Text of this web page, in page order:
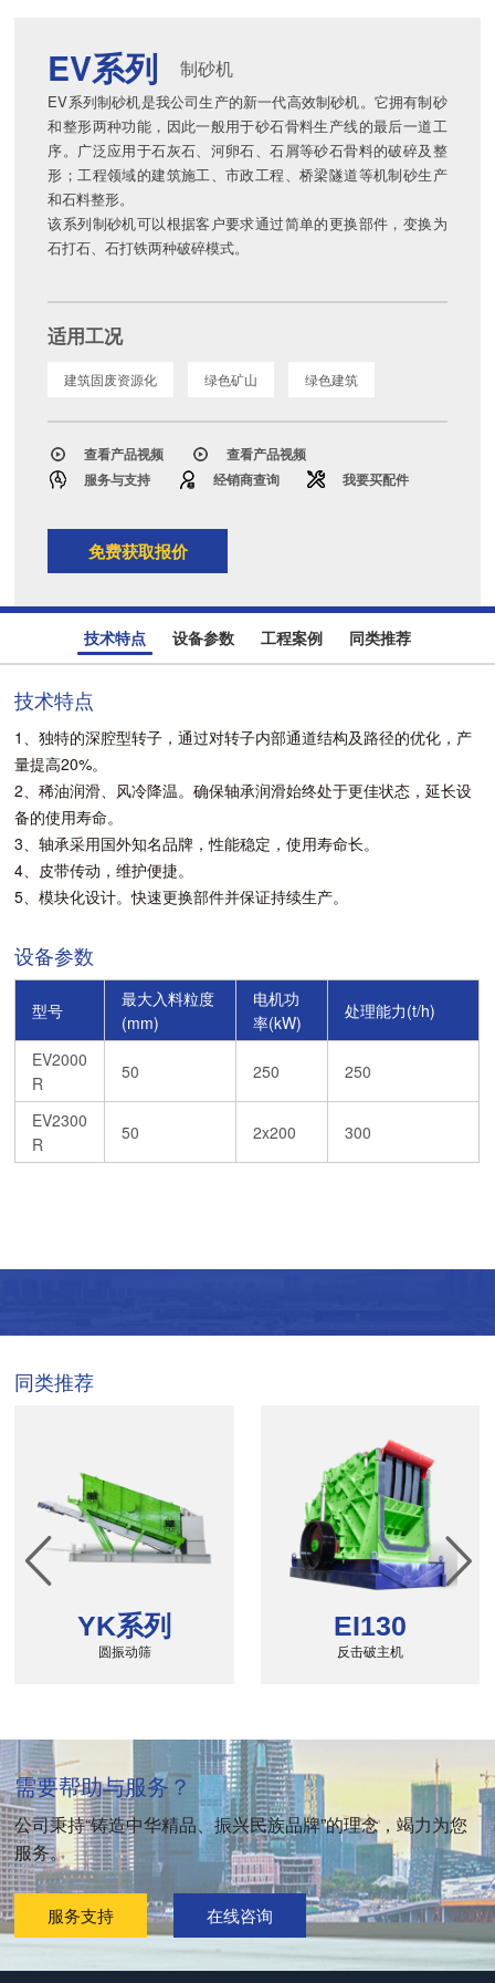
EV系列 制砂机
EV系列制砂机是我公司生产的新一代高效制砂机。它拥有制砂
和整形两种功能，因此一般用于砂石骨料生产线的最后一道工
序。广泛应用于石灰石、河卵石、石屑等砂石骨料的破碎及整
形；工程领域的建筑施工、市政工程、桥梁隧道等机制砂生产
和石料整形。
该系列制砂机可以根据客户要求通过简单的更换部件，变换为
石打石、石打铁两种破碎模式。
适用工况
建筑固废资源化 绿色矿山 绿色建筑
查看产品视频
查看产品视频
服务与支持
经销商查询 我要买配件
免费获取报价
技术特点 设备参数 工程案例 同类推荐
技术特点
1、独特的深腔型转子，通过对转子内部通道结构及路径的优化，产
量提高20%。
2、稀油润滑、风冷降温。确保轴承润滑始终处于更佳状态，延长设
备的使用寿命。
3、轴承采用国外知名品牌，性能稳定，使用寿命长。
4、皮带传动，维护便捷。
5、模块化设计。快速更换部件并保证持续生产。
设备参数
型号
最大入料粒度
(mm)
电机功
率(kW)
处理能力(t/h)
EV2000
R
50 250 250
EV2300
R
50 2x200 300
同类推荐
YK系列
圆振动筛
EI130
反击破主机
 
需要帮助与服务？
公司秉持“铸造中华精品、振兴民族品牌”的理念，竭力为您
服务。
服务支持 在线咨询